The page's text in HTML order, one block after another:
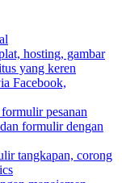
hosting, gambar
yang keren
Facebook,
pesanan
formulir dengan
tangkapan, corong